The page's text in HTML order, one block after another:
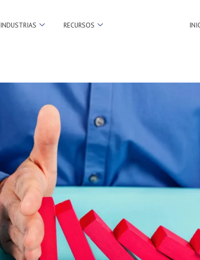
INDUSTRIAS RECURSOS